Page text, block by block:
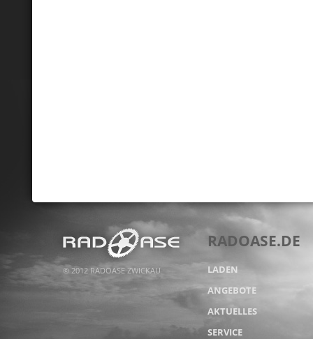
© 2012 RADOASE ZWICKAU
RADOASE.DE
LADEN
ANGEBOTE
AKTUELLES
SERVICE